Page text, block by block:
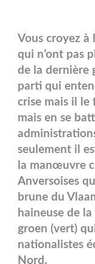
Vous croyez à
qui n’ont pas
de la dernière
parti qui
crise mais il le
mais en se
seulement il
la manœuvre
Anversoises
brune du
haineuse de
groen (vert)
nationalistes
Nord.